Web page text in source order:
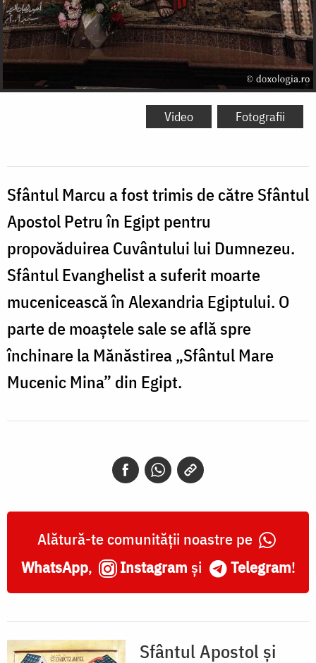
Video Fotografii
Sfântul Marcu a fost trimis de către Sfântul
Apostol Petru în Egipt pentru
propovăduirea Cuvântului lui Dumnezeu.
Sfântul Evanghelist a suferit moarte
mucenicească în Alexandria Egiptului. O
parte de moaștele sale se află spre
închinare la Mănăstirea „Sfântul Mare
Mucenic Mina” din Egipt.
Alătură-te comunității noastre pe
WhatsApp, Instagram și Telegram!
Sfântul Apostol și